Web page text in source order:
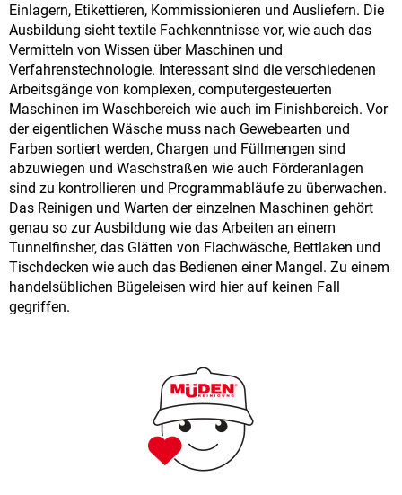
Einlagern, Etikettieren, Kommissionieren und Ausliefern. Die
Ausbildung sieht textile Fachkenntnisse vor, wie auch das
Vermitteln von Wissen über Maschinen und
Verfahrenstechnologie. Interessant sind die verschiedenen
Arbeitsgänge von komplexen, computergesteuerten
Maschinen im Waschbereich wie auch im Finishbereich. Vor
der eigentlichen Wäsche muss nach Gewebearten und
Farben sortiert werden, Chargen und Füllmengen sind
abzuwiegen und Waschstraßen wie auch Förderanlagen
sind zu kontrollieren und Programmabläufe zu überwachen.
Das Reinigen und Warten der einzelnen Maschinen gehört
genau so zur Ausbildung wie das Arbeiten an einem
Tunnelfinsher, das Glätten von Flachwäsche, Bettlaken und
Tischdecken wie auch das Bedienen einer Mangel. Zu einem
handelsüblichen Bügeleisen wird hier auf keinen Fall
gegriffen.